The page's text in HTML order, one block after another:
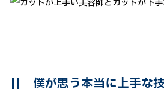
|| 僕が思う本当に上手な